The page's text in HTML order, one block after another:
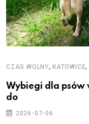
CZAS WOLNY, KATOWICE,
Wybiegi dla psów
do
2026-07-06